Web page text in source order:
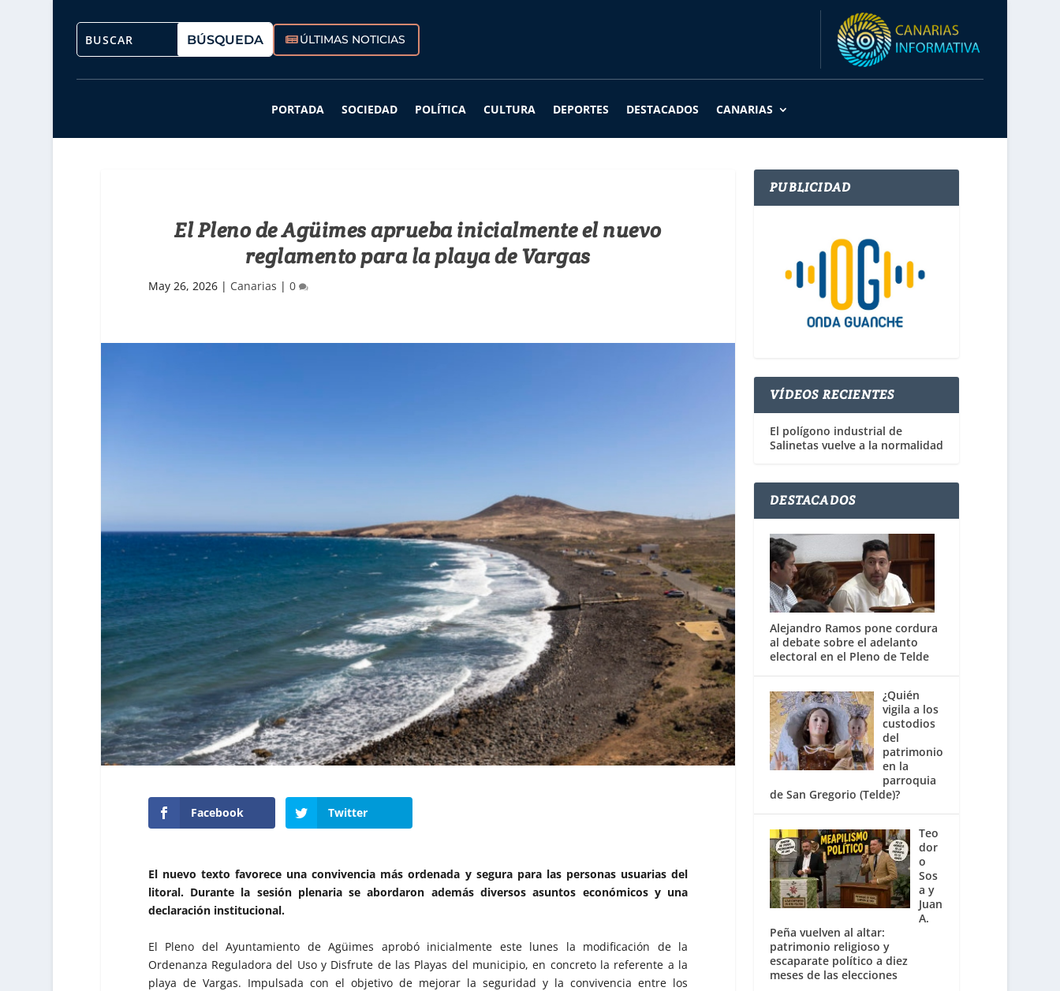
ÚLTIMAS NOTICIAS
PORTADA SOCIEDAD POLÍTICA CULTURA DEPORTES DESTACADOS CANARIAS
El Pleno de Agüimes aprueba inicialmente el nuevo
reglamento para la playa de Vargas
May 26, 2026| Canarias | 0
Facebook Twitter
El nuevo texto favorece una convivencia más ordenada y segura para las personas usuarias del
litoral. Durante la sesión plenaria se abordaron además diversos asuntos económicos y una
declaración institucional.
El Pleno del Ayuntamiento de Agüimes aprobó inicialmente este lunes la modificación de la
Ordenanza Reguladora del Uso y Disfrute de las Playas del municipio, en concreto la referente a la
playa de Vargas. Impulsada con el objetivo de mejorar la seguridad y la convivencia entre los
PUBLICIDAD
VÍDEOS RECIENTES
El polígono industrial de
Salinetas vuelve a la normalidad
DESTACADOS
Alejandro Ramos pone cordura
al debate sobre el adelanto
electoral en el Pleno de Telde
¿Quién
vigila a los
custodios
del
patrimonio
en la
parroquia
de San Gregorio (Telde)?
Teo
dor
o
Sos
a y
Juan
A.
Peña vuelven al altar:
patrimonio religioso y
escaparate político a diez
meses de las elecciones